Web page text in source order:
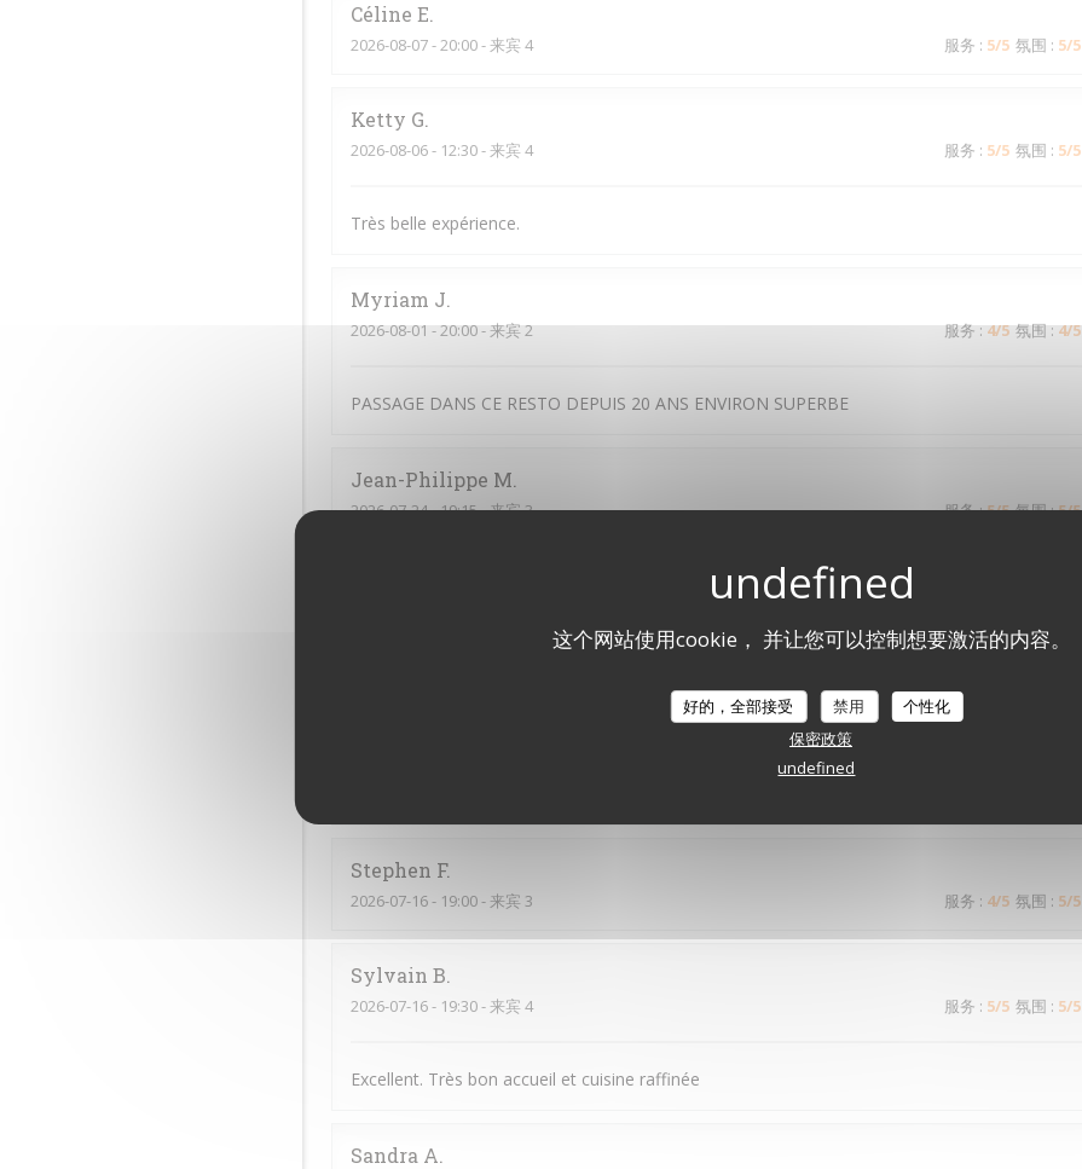
这个网站使用cookie， 并让您可以控制想要激活的内容。
好的，全部接受 禁用
个性化
保密政策
undefined
Céline E
2026-08-07- 20:00 - 来宾 4 服务 : 5/5 氛围 : 5/5
Ketty G
2026-08-06- 12:30 - 来宾 4 服务 : 5/5 氛围 : 5/5
Très belle expérience.
Myriam J
2026-08-01 - 20:00 - 来宾 2 服务:4/5 氛围:4/5
PASSAGE DANS CE RESTO DEPUIS 20 ANS ENVIRON SUPERBE
Jean-Philippe M
2026-07-24- 19:15 - 来宾 3 服务:5/5 氛围:5/5
Excellent repas. Tout était bien présenté, ambiance relaxe et conviviale. Excellente table
Stephen F
2026-07-16- 19:00 - 来宾 3 服务 : 4/5 氛围 : 5/5
Sylvain B
2026-07-16- 19:30 - 来宾 4 服务 : 5/5 氛围 : 5/5
Excellent. Très bon accueil et cuisine raffinée
Sandra A